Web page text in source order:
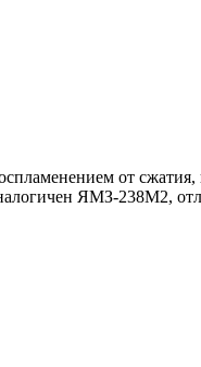
от сжатия,
ЯМЗ-238М2,